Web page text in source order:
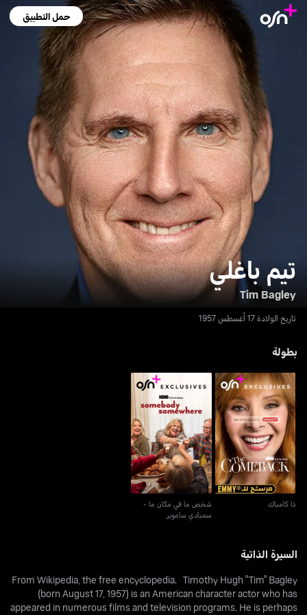
حمل التطبيق
تيم باغلي
Tim Bagley
تاريخ الولادة 17 أغسطس 1957
بطولة
ذا كامباك
ذا كامباك
شخص ما في مكان ما -
سمبادي ساموير
شخص ما في مكان ما -
سمبادي ساموير
السيرة الذاتية
​From Wikipedia, the free encyclopedia. Timothy Hugh "Tim" Bagley
(born August 17, 1957) is an American character actor who has
appeared in numerous films and television programs. He is perhaps